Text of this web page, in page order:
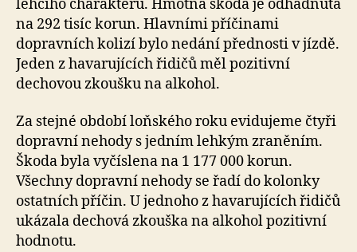
lehčího charakteru. Hmotná škoda je odhadnuta
na 292 tisíc korun. Hlavními příčinami
dopravních kolizí bylo nedání přednosti v jízdě.
Jeden z havarujících řidičů měl pozitivní
dechovou zkoušku na alkohol.
Za stejné období loňského roku evidujeme čtyři
dopravní nehody s jedním lehkým zraněním.
Škoda byla vyčíslena na 1 177 000 korun.
Všechny dopravní nehody se řadí do kolonky
ostatních příčin. U jednoho z havarujících řidičů
ukázala dechová zkouška na alkohol pozitivní
hodnotu.